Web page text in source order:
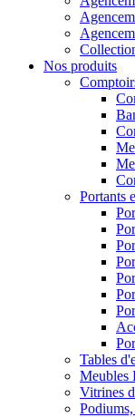
Nos produits
Portants
Tables
Meubles
Vitrines